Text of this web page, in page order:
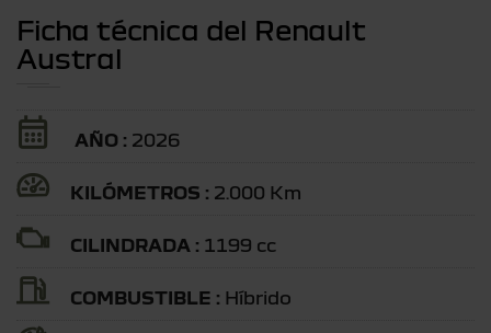
Ficha técnica del Renault
Austral
AÑO : 2026
KILÓMETROS : 2.000 Km
CILINDRADA : 1199 cc
COMBUSTIBLE : Híbrido